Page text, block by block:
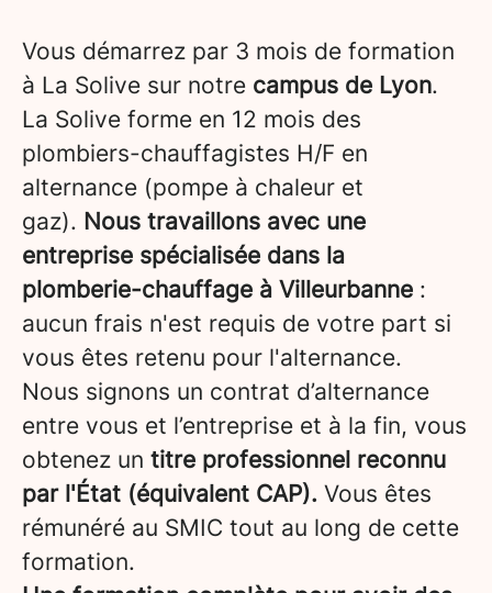
Vous démarrez par 3 mois de formation
à La Solive sur notre campus de Lyon.
La Solive forme en 12 mois des
plombiers-chauffagistes H/F en
alternance (pompe à chaleur et
gaz). Nous travaillons avec une
entreprise spécialisée dans la
plomberie-chauffage à Villeurbanne :
aucun frais n'est requis de votre part si
vous êtes retenu pour l'alternance.
Nous signons un contrat d’alternance
entre vous et l’entreprise et à la fin, vous
obtenez un titre professionnel reconnu
par l'État (équivalent CAP). Vous êtes
rémunéré au SMIC tout au long de cette
formation.